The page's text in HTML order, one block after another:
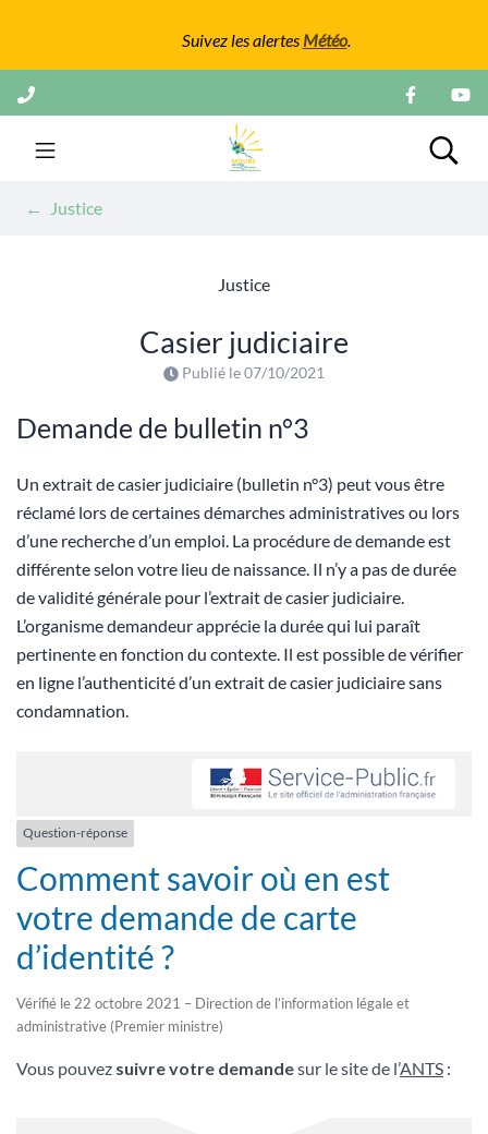
Suivez les alertes Météo.
Aller
au
contenu
Mairie de Mours
Justice
Justice
Casier judiciaire
Publié le07/10/2021
Demande de bulletin n°3
Un extrait de casier judiciaire (bulletin n°3) peut vous être
réclamé lors de certaines démarches administratives ou lors
d’une recherche d’un emploi. La procédure de demande est
différente selon votre lieu de naissance. Il n’y a pas de durée
de validité générale pour l’extrait de casier judiciaire.
L’organisme demandeur apprécie la durée qui lui paraît
pertinente en fonction du contexte. Il est possible de vérifier
en ligne l’authenticité d’un extrait de casier judiciaire sans
condamnation.
Question-réponse
Comment savoir où en est
votre demande de carte
d’identité ?
Vérifié le 22 octobre 2021 – Direction de l’information légale et
administrative (Premier ministre)
Vous pouvez suivre votre demandesur le site de l’ANTS :